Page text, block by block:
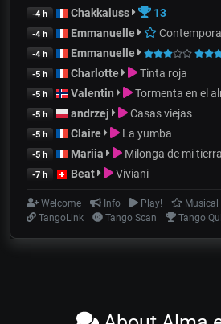
-4 h Chakkaluss 13
-4 h Emmanuelle
-4 h Emmanuelle
-5 h Charlotte Tinta roja
-5 h Valentin Tormenta en el
-5 h andrzej Casas viejas
-5 h Claire La yumba
-5 h Mariia Milonga de mi tierra
-7 h Beat Viviani
Welcome Info Play!
Musical
TangoLink
Tango Scan Tango